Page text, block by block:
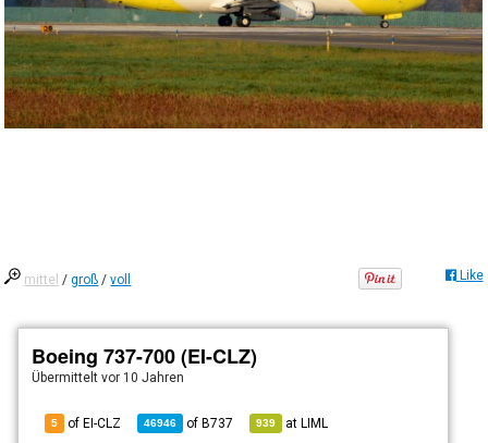
mittel /groß /voll Like
Boeing 737-700 (EI-CLZ)
Übermitteltvor 10 Jahren
5 of EI-CLZ 46946 ofB737 939 atLIML